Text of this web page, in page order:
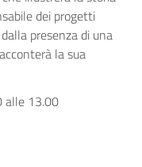
dei progetti
presenza di una
la sua
alle 13.00